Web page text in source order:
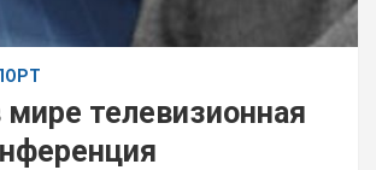
мире телевизионная